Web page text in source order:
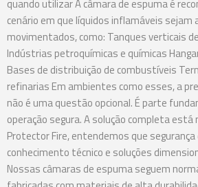
quando utilizar A câmara de espuma é
cenário em que líquidos inflamáveis sejam
movimentados, como: Tanques verticais
Indústrias petroquímicas e químicas
Bases de distribuição de combustíveis
refinarias Em ambientes como esses, a
não é uma questão opcional. É parte
operação segura. A solução completa está
Protector Fire, entendemos que
conhecimento técnico e soluções
Nossas câmaras de espuma seguem